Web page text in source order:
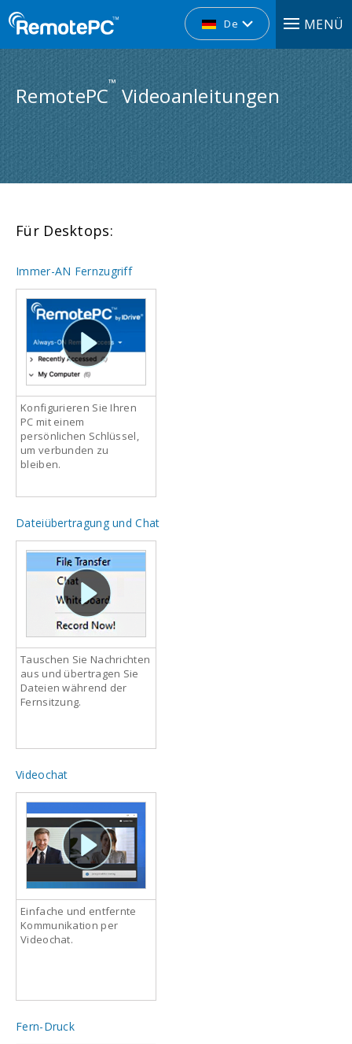
De MENÜ
RemotePC™ Videoanleitungen
Für Desktops:
Immer-AN Fernzugriff
Konfigurieren Sie Ihren
PC mit einem
persönlichen Schlüssel,
um verbunden zu
bleiben.
Dateiübertragung und Chat
Tauschen Sie Nachrichten
aus und übertragen Sie
Dateien während der
Fernsitzung.
Videochat
Einfache und entfernte
Kommunikation per
Videochat.
Fern-Druck